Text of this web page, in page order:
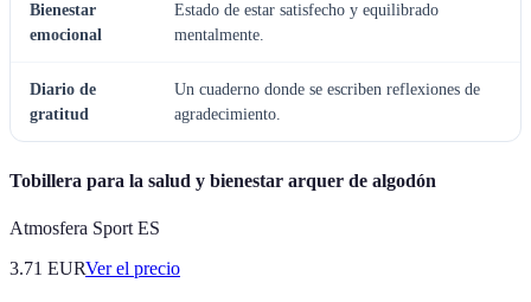
Bienestar
emocional
Estado de estar satisfecho y equilibrado
mentalmente.
Diario de
gratitud
Un cuaderno donde se escriben reflexiones de
agradecimiento.
Tobillera para la salud y bienestar arquer de algodón
Atmosfera Sport ES
3.71 EURVer el precio